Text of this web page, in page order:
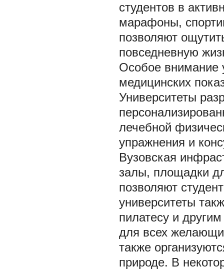
студентов в
марафоны,
позволяют
повседневную
Особое внимание
медицинских
Университеты
лечебной
упражнения и
Вузовская
залы, площадки
позволяют
университеты
пилатесу и
для всех
также
природе. В